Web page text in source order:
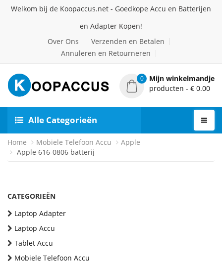
Welkom bij de Koopaccus.net - Goedkope Accu en Batterijen
en Adapter Kopen!
Over Ons
Verzenden en Betalen
Annuleren en Retourneren
0
Mijn winkelmandje
producten - € 0.00
Alle Categorieën
Home Mobiele Telefoon Accu
Apple
Apple 616-0806 batterij
CATEGORIEËN
Laptop Adapter
Laptop Accu
Tablet Accu
Mobiele Telefoon Accu